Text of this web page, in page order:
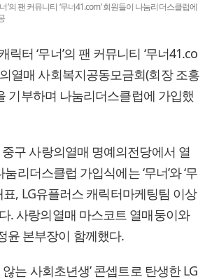
’의 팬 커뮤니티 ‘무너41.com’ 회원들이 나눔리더스클럽에
릭터 ‘무너’의 팬 커뮤니티 ‘무너41.co
열매 사회복지공동모금회(회장 조흥
기부하며 나눔리더스클럽에 가입했
구 사랑의열매 명예의전당에서 열
눔리더스클럽 가입식에는 ‘무너’와 ‘무
표, LG유플러스 캐릭터마케팅팀 이상
. 사랑의열매 마스코트 열매둥이와
윤 본부장이 함께했다.
않는 사회초년생’ 콘셉트로 탄생한 LG